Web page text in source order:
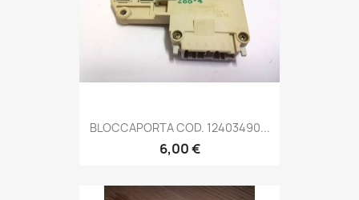
BLOCCAPORTA COD. 12403490...
6,00 €